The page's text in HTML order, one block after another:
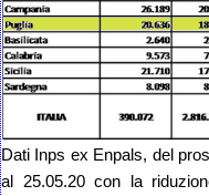
Dati Inps ex Enpals, del
al 25.05.20 con la